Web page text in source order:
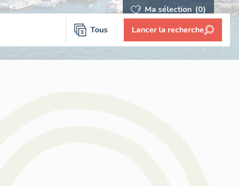
Ma sélection (0)
Tous Lancer la recherche